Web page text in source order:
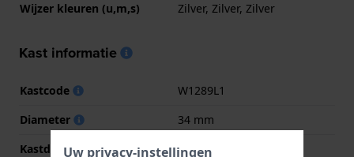
Wijzer kleuren (u,m,s)
Zilver, Zilver, Zilver
Kast informatie
Kastcode
W1289L1
Diameter
34 mm
Kastdikte
8.2 mm
Uw privacy-instellingen